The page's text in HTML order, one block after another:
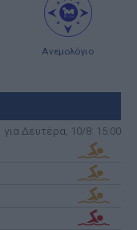
Ανεμολόγιο
για Δευτέρα, 10/8: 15:00